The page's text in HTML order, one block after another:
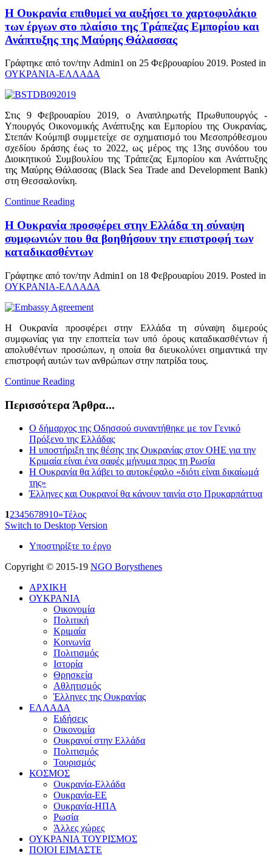
Η Ουκρανία επιθυμεί να αυξήσει το χαρτοφυλάκιο
των έργων στο πλαίσιο της Τράπεζας Εμπορίου και
Ανάπτυξης της Μαύρης Θάλασσας
Γράφτηκε από τον/την Admin1 on 25 Φεβρουαρίου 2019. Posted in
ΟΥΚΡΑΝΙΑ-ΕΛΛΑΔΑ
Στις 9 Φεβρουαρίου 2019, ο Αναπληρωτής Πρωθυπουργός -
Υπουργός Οικονομικής Ανάπτυξης και Εμπορίου της Ουκρανίας,
Στεπάν Κούμπιβ συμμετείχε σε σχηματισμό του Μεσοπρόθεσμου
σχεδίου δράσης έως το 2022, ως μέρος της 13ης συνόδου του
Διοικητικού Συμβουλίου της Τράπεζας Εμπορίου και Ανάπτυξης
της Μαύρης Θάλασσας (Black Sea Trade and Development Bank)
στη Θεσσαλονίκη.
Continue Reading
Η Ουκρανία προσφέρει στην Ελλάδα τη σύναψη
συμφωνιών που θα βοηθήσουν την επιστροφή των
καταδικασθέντων
Γράφτηκε από τον/την Admin1 on 18 Φεβρουαρίου 2019. Posted in
ΟΥΚΡΑΝΙΑ-ΕΛΛΑΔΑ
Η Ουκρανία προσφέρει στην Ελλάδα τη σύναψη διμερούς
συμφωνίας για την εποπτεία των υπό όρους καταδικασθέντων ή
απολυθέντων προσώπων, η οποία θα διευκολύνει σημαντικά την
επιστροφή αυτών των ανθρώπων στην πατρίδα τους.
Continue Reading
Περισσότερα Άρθρα...
Ο δήμαρχος της Οδησσού συναντήθηκε με τον Γενικό
Πρόξενο της Ελλάδας
Η υποστήριξη της θέσης της Ουκρανίας στον ΟΗΕ για την
Κριμαία είναι ένα σαφές μήνυμα προς τη Ρωσία
Η Ουκρανία θα λάβει το αυτοκέφαλο «διότι είναι δικαίωμά
της»
Έλληνες και Ουκρανοί θα κάνουν ταινία στο Πρυκαρπάττυα
12345678910»Τέλος
Switch to Desktop Version
Υποστηρίξτε το έργο
Copyright © 2015-19 NGO Borysthenes
ΑΡΧΙΚΗ
ΟΥΚΡΑΝΙΑ
Οικονομία
Πολιτική
Κριμαία
Κοινωνία
Πολιτισμός
Ιστορία
Θρησκεία
Αθλητισμός
Έλληνες της Ουκρανίας
ΕΛΛΑΔΑ
Ειδήσεις
Οικονομία
Ουκρανοί στην Ελλάδα
Πολιτισμός
Τουρισμός
ΚΟΣΜΟΣ
Ουκρανία-Ελλάδα
Ουκρανία-ΕΕ
Ουκρανία-ΗΠΑ
Ρωσία
Άλλες χώρες
ΟΥΚΡΑΝΙΑ ΤΟΥΡΙΣΜΟΣ
ΠΟΙΟΙ ΕΙΜΑΣΤΕ